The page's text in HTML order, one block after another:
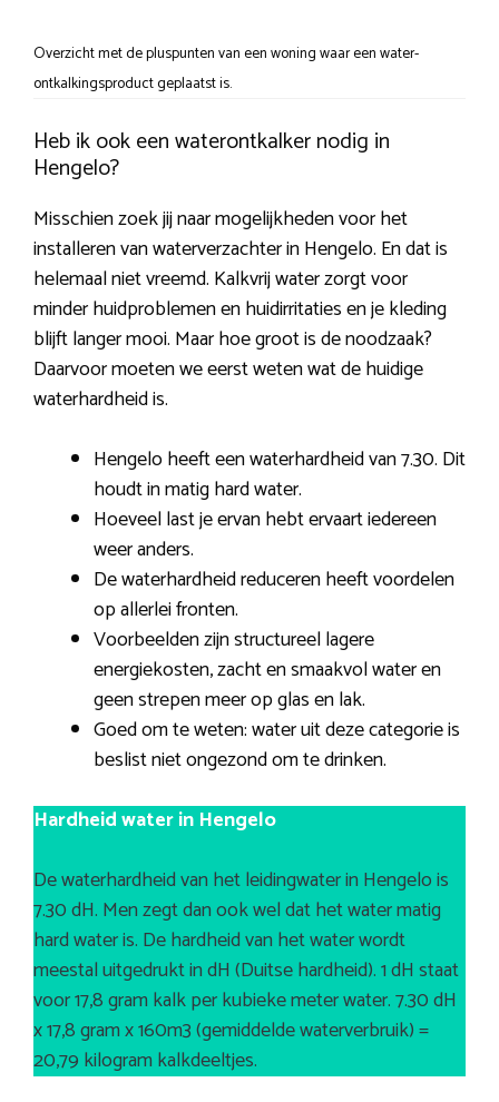
Overzicht met de pluspunten van een woning waar een water-
ontkalkingsproduct geplaatst is.
Heb ik ook een waterontkalker nodig in
Hengelo?
Misschien zoek jij naar mogelijkheden voor het
installeren van waterverzachter in Hengelo. En dat is
helemaal niet vreemd. Kalkvrij water zorgt voor
minder huidproblemen en huidirritaties en je kleding
blijft langer mooi. Maar hoe groot is de noodzaak?
Daarvoor moeten we eerst weten wat de huidige
waterhardheid is.
Hengelo heeft een waterhardheid van 7.30. Dit
houdt in matig hard water.
Hoeveel last je ervan hebt ervaart iedereen
weer anders.
De waterhardheid reduceren heeft voordelen
op allerlei fronten.
Voorbeelden zijn structureel lagere
energiekosten, zacht en smaakvol water en
geen strepen meer op glas en lak.
Goed om te weten: water uit deze categorie is
beslist niet ongezond om te drinken.
Hardheid water in Hengelo
De waterhardheid van het leidingwater in Hengelo is
7.30 dH. Men zegt dan ook wel dat het water matig
hard water is. De hardheid van het water wordt
meestal uitgedrukt in dH (Duitse hardheid). 1 dH staat
voor 17,8 gram kalk per kubieke meter water. 7.30 dH
x 17,8 gram x 160m3 (gemiddelde waterverbruik) =
20,79 kilogram kalkdeeltjes.